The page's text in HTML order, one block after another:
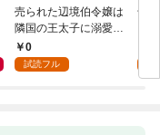
売られた辺境伯令嬢は
隣国の王太子に溺愛さ
れる 1
0
試読フル
千
家